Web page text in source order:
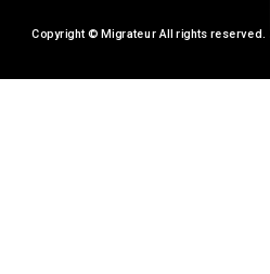
Copyright © Migrateur All rights reserved.